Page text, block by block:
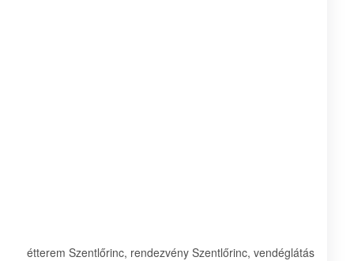
étterem Szentlőrinc, rendezvény Szentlőrinc, vendéglátás